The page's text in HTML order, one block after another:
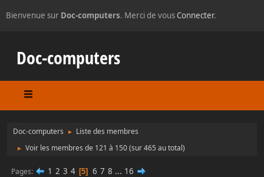
Bienvenue sur Doc-computers. Merci de vousConnecter.
Doc-computers
Doc-computers ► Liste des membres
► Voir les membres de 121 à 150(sur 465 au total)
Pages 1 2 3 4 5 6 7 8 ... 16